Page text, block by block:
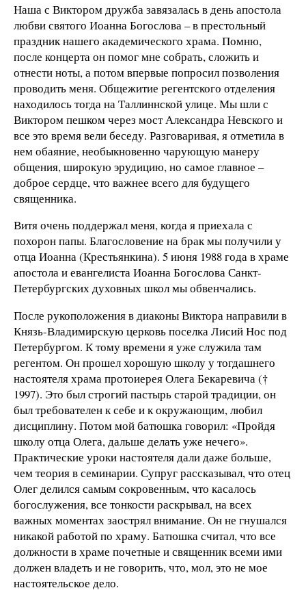
Наша с Виктором дружба завязалась в день апостола
любви святого Иоанна Богослова – в престольный
праздник нашего академического храма. Помню,
после концерта он помог мне собрать, сложить и
отнести ноты, а потом впервые попросил позволения
проводить меня. Общежитие регентского отделения
находилось тогда на Таллиннской улице. Мы шли с
Виктором пешком через мост Александра Невского и
все это время вели беседу. Разговаривая, я отметила в
нем обаяние, необыкновенно чарующую манеру
общения, широкую эрудицию, но самое главное –
доброе сердце, что важнее всего для будущего
священника.
Витя очень поддержал меня, когда я приехала с
похорон папы. Благословение на брак мы получили у
отца Иоанна (Крестьянкина). 5 июня 1988 года в храме
апостола и евангелиста Иоанна Богослова Санкт-
Петербургских духовных школ мы обвенчались.
После рукоположения в диаконы Виктора направили в
Князь-Владимирскую церковь поселка Лисий Нос под
Петербургом. К тому времени я уже служила там
регентом. Он прошел хорошую школу у тогдашнего
настоятеля храма протоиерея Олега Бекаревича (†
1997). Это был строгий пастырь старой традиции, он
был требователен к себе и к окружающим, любил
дисциплину. Потом мой батюшка говорил: «Пройдя
школу отца Олега, дальше делать уже нечего».
Практические уроки настоятеля дали даже больше,
чем теория в семинарии. Супруг рассказывал, что отец
Олег делился самым сокровенным, что касалось
богослужения, все тонкости раскрывал, на всех
важных моментах заострял внимание. Он не гнушался
никакой работой по храму. Батюшка считал, что все
должности в храме почетные и священник всеми ими
должен владеть и не говорить, что, мол, это не мое
настоятельское дело.